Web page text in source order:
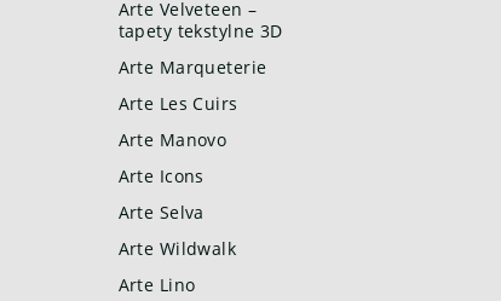
Arte Velveteen –
tapety tekstylne 3D
Arte Marqueterie
Arte Les Cuirs
Arte Manovo
Arte Icons
Arte Selva
Arte Wildwalk
Arte Lino